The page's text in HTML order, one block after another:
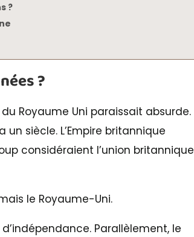
?
?
Royaume Uni paraissait absurde.
siècle. L’Empire britannique
considéraient l’union britannique
le Royaume-Uni.
Parallèlement, le